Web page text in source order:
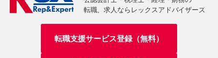
転職支援サービス登録（無料）